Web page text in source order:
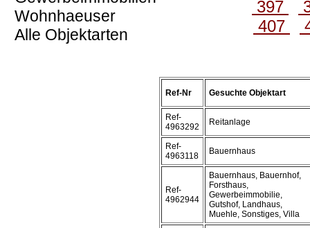
Wohnhaeuser
Alle Objektarten
397
407
Ref-Nr Gesuchte Objektart
Ref-
4963292
Reitanlage
Ref-
4963118
Bauernhaus
Ref-
4962944
Bauernhaus, Bauernhof,
Forsthaus,
Gewerbeimmobilie,
Gutshof, Landhaus,
Muehle, Sonstiges, Villa